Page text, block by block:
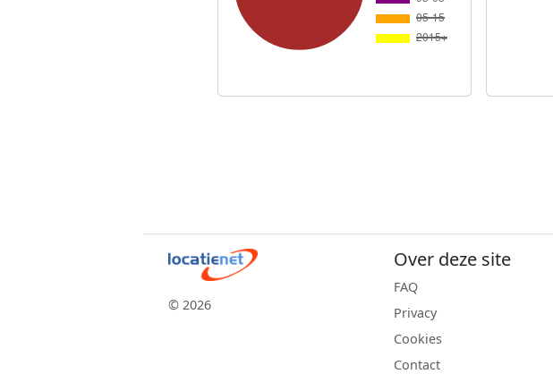
© 2026
Over deze site
FAQ
Privacy
Cookies
Contact